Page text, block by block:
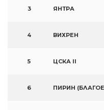
3 ЯНТРА
4 ВИХРЕН
5 ЦСКА II
6 ПИРИН